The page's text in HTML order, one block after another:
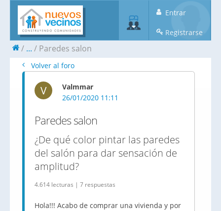
Entrar
Registrarse
... Paredes salon
Volver al foro
V
Valmmar
26/01/2020 11:11
Paredes salon
¿De qué color pintar las paredes
del salón para dar sensación de
amplitud?
4.614 lecturas | 7 respuestas
Hola!!! Acabo de comprar una vivienda y por